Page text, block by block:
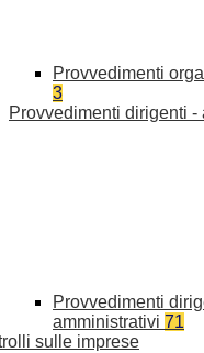
Provvedimenti
3
Provvedimenti dirigenti -
Provvedimenti
amministrativi 71
sulle imprese